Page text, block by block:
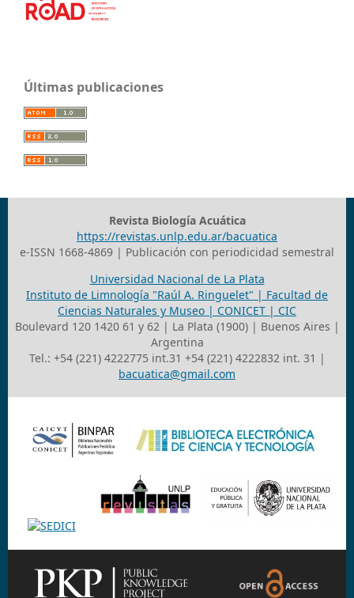
Últimas publicaciones
Revista Biología Acuática
https://revistas.unlp.edu.ar/bacuatica
e-ISSN 1668-4869 | Publicación con periodicidad semestral
Universidad Nacional de La Plata
Instituto de Limnología "Raúl A. Ringuelet" | Facultad de
Ciencias Naturales y Museo | CONICET | CIC
Boulevard 120 1420 61 y 62 | La Plata (1900) | Buenos Aires |
Argentina
Tel.: +54 (221) 4222775 int.31 +54 (221) 4222832 int. 31 |
bacuatica@gmail.com